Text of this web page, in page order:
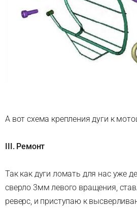
А вот схема крепления дуги к
III. Ремонт
Так как дуги ломать для нас уже
сверло 3мм левого вращения,
реверс, и приступаю к